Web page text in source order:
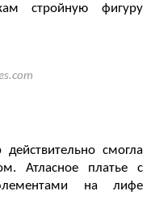
стройную фигуру
смогла
Атласное платье с
на лифе